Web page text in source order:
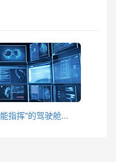
指挥"的驾驶舱...